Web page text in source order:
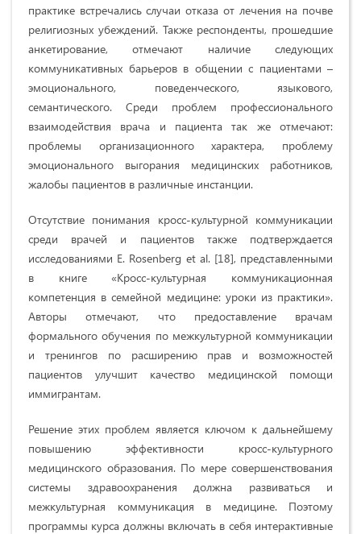
практике встречались случаи отказа от лечения на почве
религиозных убеждений. Также респонденты, прошедшие
анкетирование, отмечают наличие следующих
коммуникативных барьеров в общении с пациентами –
эмоционального, поведенческого, языкового,
семантического. Среди проблем профессионального
взаимодействия врача и пациента так же отмечают:
проблемы организационного характера, проблему
эмоционального выгорания медицинских работников,
жалобы пациентов в различные инстанции.
Отсутствие понимания кросс-культурной коммуникации
среди врачей и пациентов также подтверждается
исследованиями Е. Rosenberg et al. [18], представленными
в книге «Кросс-культурная коммуникационная
компетенция в семейной медицине: уроки из практики».
Авторы отмечают, что предоставление врачам
формального обучения по межкультурной коммуникации
и тренингов по расширению прав и возможностей
пациентов улучшит качество медицинской помощи
иммигрантам.
Решение этих проблем является ключом к дальнейшему
повышению эффективности кросс-культурного
медицинского образования. По мере совершенствования
системы здравоохранения должна развиваться и
межкультурная коммуникация в медицине. Поэтому
программы курса должны включать в себя интерактивные